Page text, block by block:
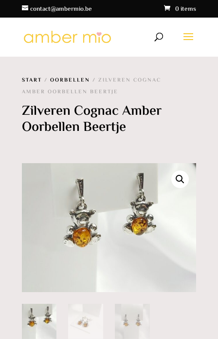
contact@ambermio.be 0 items
START / OORBELLEN / ZILVEREN COGNAC
AMBER OORBELLEN BEERTJE
Zilveren Cognac Amber
Oorbellen Beertje